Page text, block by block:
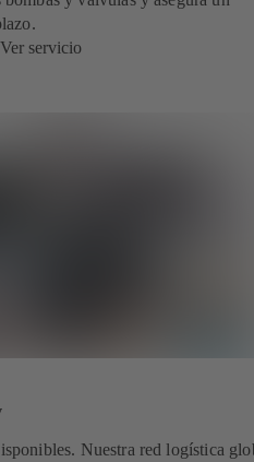
Ver servicio
Nuestra red logística